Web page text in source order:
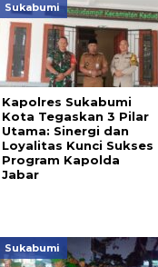
Sukabumi
Kapolres Sukabumi
Kota Tegaskan 3 Pilar
Utama: Sinergi dan
Loyalitas Kunci Sukses
Program Kapolda
Jabar
Sukabumi